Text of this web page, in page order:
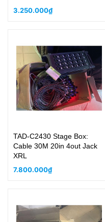
3.250.000₫
TAD-C2430 Stage Box:
Cable 30M 20in 4out Jack
XRL
7.800.000₫